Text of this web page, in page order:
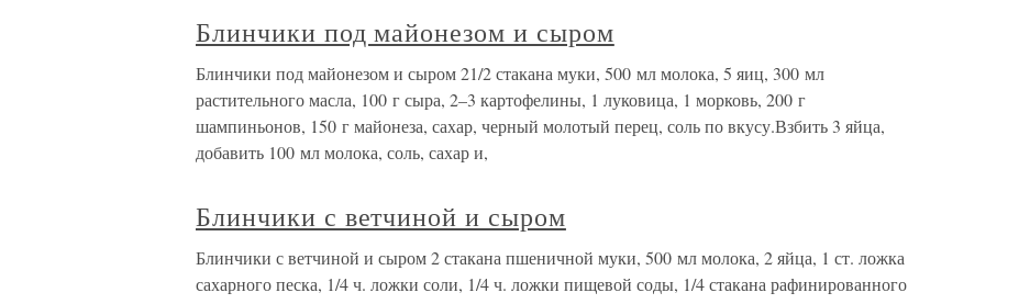
Блинчики под майонезом и сыром
Блинчики под майонезом и сыром 21/2 стакана муки, 500 мл молока, 5 яиц, 300 мл
растительного масла, 100 г сыра, 2–3 картофелины, 1 луковица, 1 морковь, 200 г
шампиньонов, 150 г майонеза, сахар, черный молотый перец, соль по вкусу.Взбить 3 яйца,
добавить 100 мл молока, соль, сахар и,
Блинчики с ветчиной и сыром
Блинчики с ветчиной и сыром 2 стакана пшеничной муки, 500 мл молока, 2 яйца, 1 ст. ложка
сахарного песка, 1/4 ч. ложки соли, 1/4 ч. ложки пищевой соды, 1/4 стакана рафинированного